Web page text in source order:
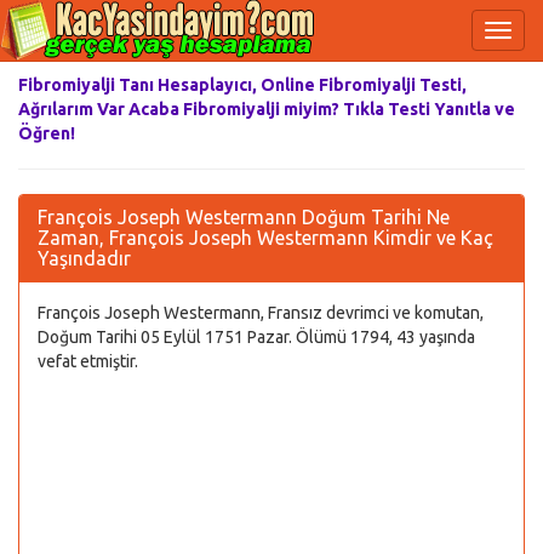
Fibromiyalji Tanı Hesaplayıcı, Online Fibromiyalji Testi,
Ağrılarım Var Acaba Fibromiyalji miyim? Tıkla Testi Yanıtla ve
Öğren!
François Joseph Westermann Doğum Tarihi Ne
Zaman, François Joseph Westermann Kimdir ve Kaç
Yaşındadır
François Joseph Westermann, Fransız devrimci ve komutan,
Doğum Tarihi 05 Eylül 1751 Pazar. Ölümü 1794, 43 yaşında
vefat etmiştir.